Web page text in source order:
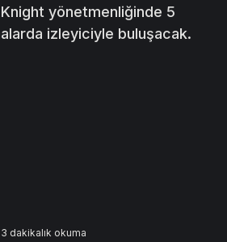
yönetmenliğinde 5
izleyiciyle buluşacak.
dakikalık okuma